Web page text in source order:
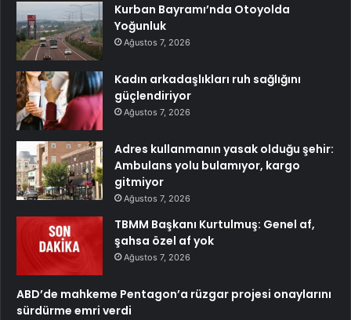
Kurban Bayramı’nda Otoyolda
Yoğunluk
Ağustos 7, 2026
Kadın arkadaşlıkları ruh sağlığını
güçlendiriyor
Ağustos 7, 2026
Adres kullanmanın yasak olduğu şehir:
Ambulans yolu bulamıyor, kargo
gitmiyor
Ağustos 7, 2026
TBMM Başkanı Kurtulmuş: Genel af,
şahsa özel af yok
Ağustos 7, 2026
ABD’de mahkeme Pentagon’a rüzgar projesi onaylarını
sürdürme emri verdi